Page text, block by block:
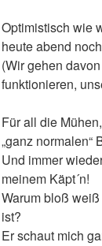
Optimistisch wie
heute abend
(Wir gehen
funktionieren,
Für all die
„ganz normalen“
Und immer
meinem Käpt´n!
Warum bloß
ist?
Er schaut mich